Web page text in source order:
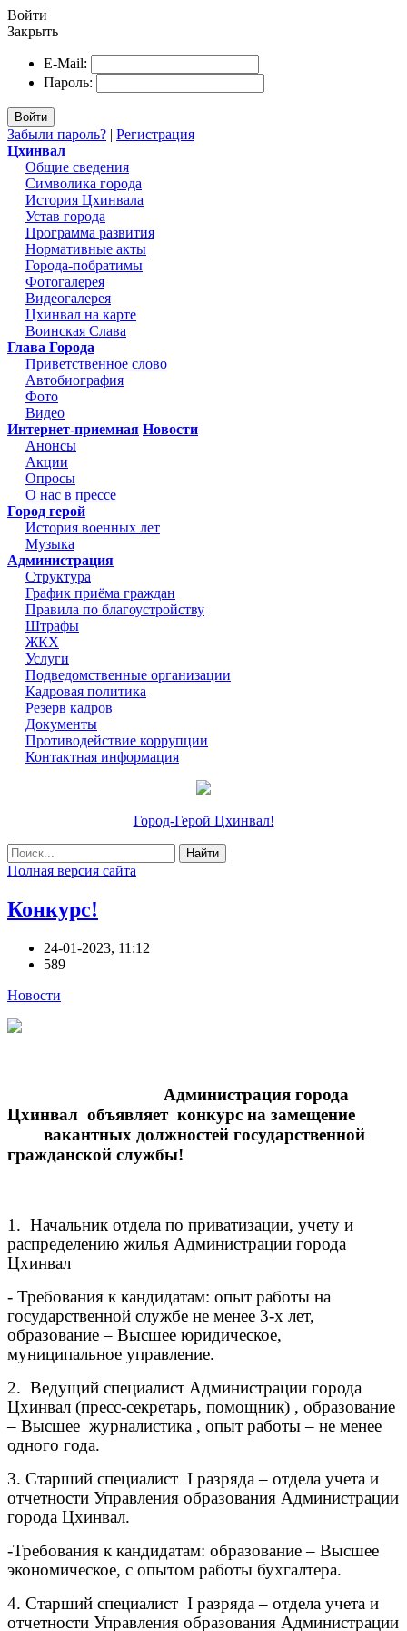
Войти
Закрыть
E-Mail:
Пароль:
Войти
Забыли пароль? | Регистрация
Цхинвал
Общие сведения
Символика города
История Цхинвала
Устав города
Программа развития
Нормативные акты
Города-побратимы
Фотогалерея
Видеогалерея
Цхинвал на карте
Воинская Слава
Глава Города
Приветственное слово
Автобиография
Фото
Видео
Интернет-приемная Новости
Анонсы
Акции
Опросы
О нас в прессе
Город герой
История военных лет
Музыка
Администрация
Структура
График приёма граждан
Правила по благоустройству
Штрафы
ЖКХ
Услуги
Подведомственные организации
Кадровая политика
Резерв кадров
Документы
Противодействие коррупции
Контактная информация
Город-Герой Цхинвал!
Найти
Полная версия сайта
Конкурс!
24-01-2023, 11:12
589
Новости
Администрация города
Цхинвал объявляет конкурс на замещение
вакантных должностей государственной
гражданской службы!
1. Начальник отдела по приватизации, учету и
распределению жилья Администрации города
Цхинвал
- Требования к кандидатам: опыт работы на
государственной службе не менее 3-х лет,
образование – Высшее юридическое,
муниципальное управление.
2. Ведущий специалист Администрации города
Цхинвал (пресс-секретарь, помощник) , образование
– Высшее журналистика , опыт работы – не менее
одного года.
3. Старший специалист I разряда – отдела учета и
отчетности Управления образования Администрации
города Цхинвал.
-Требования к кандидатам: образование – Высшее
экономическое, с опытом работы бухгалтера.
4. Старший специалист I разряда – отдела учета и
отчетности Управления образования Администрации